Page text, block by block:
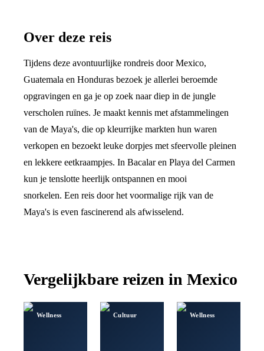
Over deze reis
Tijdens deze avontuurlijke rondreis door Mexico,
Guatemala en Honduras bezoek je allerlei beroemde
opgravingen en ga je op zoek naar diep in de jungle
verscholen ruïnes. Je maakt kennis met afstammelingen
van de Maya's, die op kleurrijke markten hun waren
verkopen en bezoekt leuke dorpjes met sfeervolle pleinen
en lekkere eetkraampjes. In Bacalar en Playa del Carmen
kun je tenslotte heerlijk ontspannen en mooi
snorkelen. Een reis door het voormalige rijk van de
Maya's is even fascinerend als afwisselend.
Vergelijkbare reizen in Mexico
Wellness Cultuur Wellness